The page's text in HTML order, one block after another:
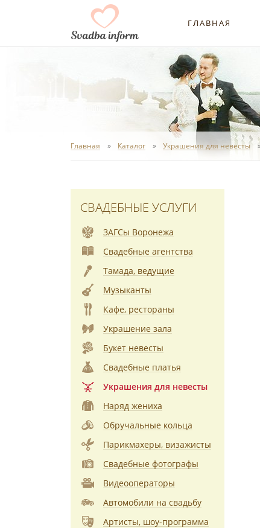
ГЛАВНАЯ
Главная Каталог Украшения для невесты
СВАДЕБНЫЕ УСЛУГИ
ЗАГСы Воронежа
Свадебные агентства
Тамада, ведущие
Музыканты
Кафе, рестораны
Украшение зала
Букет невесты
Свадебные платья
Украшения для невесты
Наряд жениха
Обручальные кольца
Парикмахеры, визажисты
Свадебные фотографы
Видеооператоры
Автомобили на свадьбу
Артисты, шоу-программа